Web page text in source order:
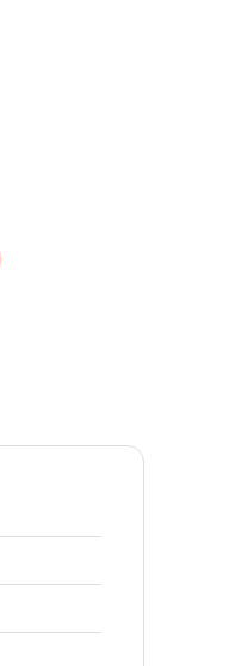
R2C-AVR1008 1000VA/